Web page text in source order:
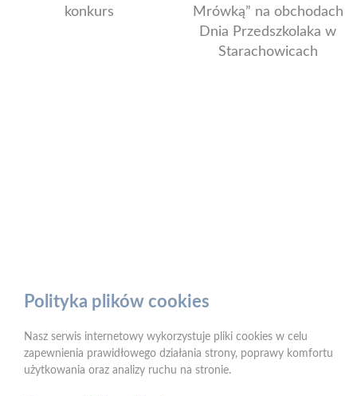
konkurs
Mrówką” na obchodach
Dnia Przedszkolaka w
Starachowicach
2025-09-19
PSB Mrówka w Opolu
2025-09-18
Bezpieczna droga do
Polityka plików cookies
Nasz serwis internetowy wykorzystuje pliki cookies w celu
zapewnienia prawidłowego działania strony, poprawy komfortu
użytkowania oraz analizy ruchu na stronie.